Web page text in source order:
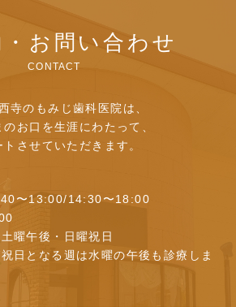
お問い合わせ
CONTACT
寺のもみじ歯科医院は、
のお口を生涯にわたって、
トさせていただきます。
〜13:00/14:30〜18:00
曜午後・日曜祝日
日となる週は水曜の午後も診療しま